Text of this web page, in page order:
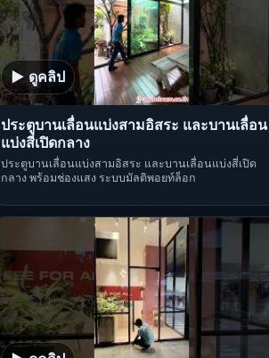
▶ ดูคลิป
ประตูบานเลื่อนแบ่งสามอิสระ และบานเลื่อน
แบ่งสี่เปิดกลาง
ประตูบานเลื่อนแบ่งสามอิสระ และบานเลื่อนแบ่งสี่เปิด
กลาง พร้อมช่องแสง ระบบมัลติพอยท์ล็อก